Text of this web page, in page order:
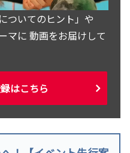
ついてのヒント」や
マに 動画をお届けして
はこちら